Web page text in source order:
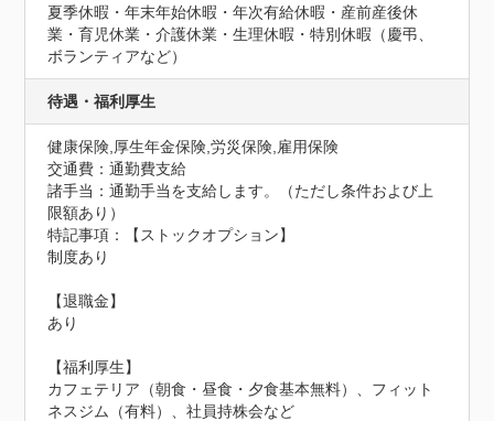
夏季休暇・年末年始休暇・年次有給休暇・産前産後休
業・育児休業・介護休業・生理休暇・特別休暇（慶弔、
ボランティアなど）
待遇・福利厚生
健康保険,厚生年金保険,労災保険,雇用保険
交通費：通勤費支給
諸手当：通勤手当を支給します。（ただし条件および上
限額あり）
特記事項：【ストックオプション】
制度あり
【退職金】
あり
【福利厚生】
カフェテリア（朝食・昼食・夕食基本無料）、フィット
ネスジム（有料）、社員持株会など